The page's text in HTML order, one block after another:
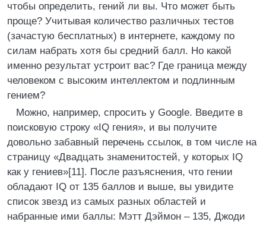
чтобы определить, гений ли вы. Что может быть
проще? Учитывая количество различных тестов
(зачастую бесплатных) в интернете, каждому по
силам набрать хотя бы средний балл. Но какой
именно результат устроит вас? Где граница между
человеком с высоким интеллектом и подлинным
гением?
Можно, например, спросить у Google. Введите в
поисковую строку «IQ гения», и вы получите
довольно забавный перечень ссылок, в том числе на
страницу «Двадцать знаменитостей, у которых IQ
как у гениев»[11]. После разъяснения, что гении
обладают IQ от 135 баллов и выше, вы увидите
список звезд из самых разных областей и
набранные ими баллы: Мэтт Дэймон – 135, Джоди